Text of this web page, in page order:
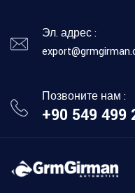
Эл. адрес :
Позвоните нам :
+90 549 499